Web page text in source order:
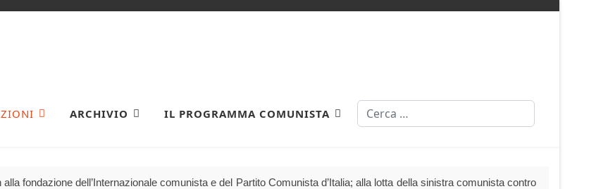
ARCHIVIO IL PROGRAMMA COMUNISTA Cerca
fondazione dell’Internazionale comunista e del Partito Comunista d’Italia; alla lotta della sinistra comunista contro